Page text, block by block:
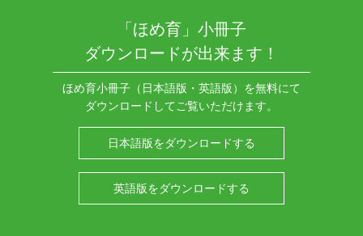
「ほめ育」小冊子
ダウンロードが出来ます！
ほめ育小冊子（日本語版・英語版）を無料にて
ダウンロードしてご覧いただけます。
日本語版をダウンロードする
英語版をダウンロードする